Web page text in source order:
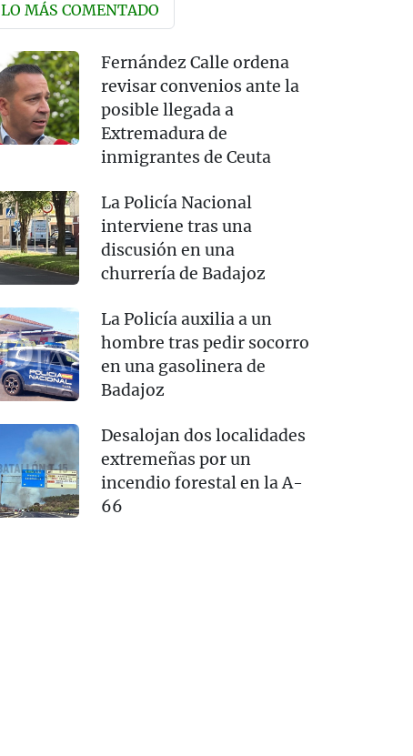
LO MÁS COMENTADO
Fernández Calle ordena
revisar convenios ante la
posible llegada a
Extremadura de
inmigrantes de Ceuta
La Policía Nacional
interviene tras una
discusión en una
churrería de Badajoz
La Policía auxilia a un
hombre tras pedir socorro
en una gasolinera de
Badajoz
Desalojan dos localidades
extremeñas por un
incendio forestal en la A-
66